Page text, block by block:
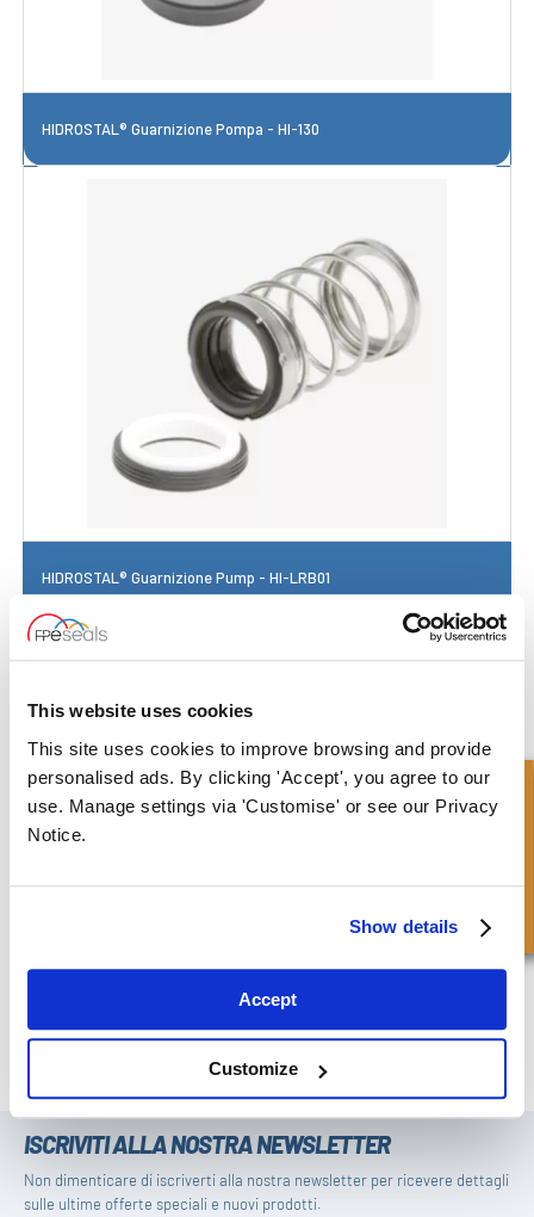
This website uses cookies
This site uses cookies to improve browsing and provide
personalised ads. By clicking 'Accept', you agree to our
use. Manage settings via 'Customise' or see our Privacy
Notice.
Show details
Accept
Customize
HIDROSTAL® Guarnizione Pompa - HI-130
HIDROSTAL® Guarnizione Pump - HI-LRB01
Tenuta per pompa HIDROSTAL® - HI
ISCRIVITI ALLA NOSTRA NEWSLETTER
Non dimenticare di iscriverti alla nostra newsletter per ricevere dettagli
sulle ultime offerte speciali e nuovi prodotti.
Richiesta Veloce